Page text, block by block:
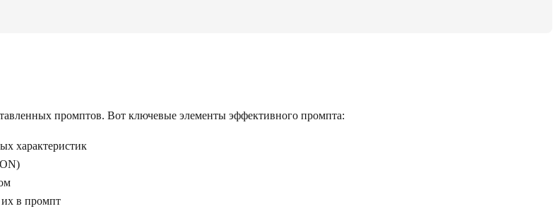
промптов. Вот ключевые элементы эффективного промпта:
характеристик
их в промпт